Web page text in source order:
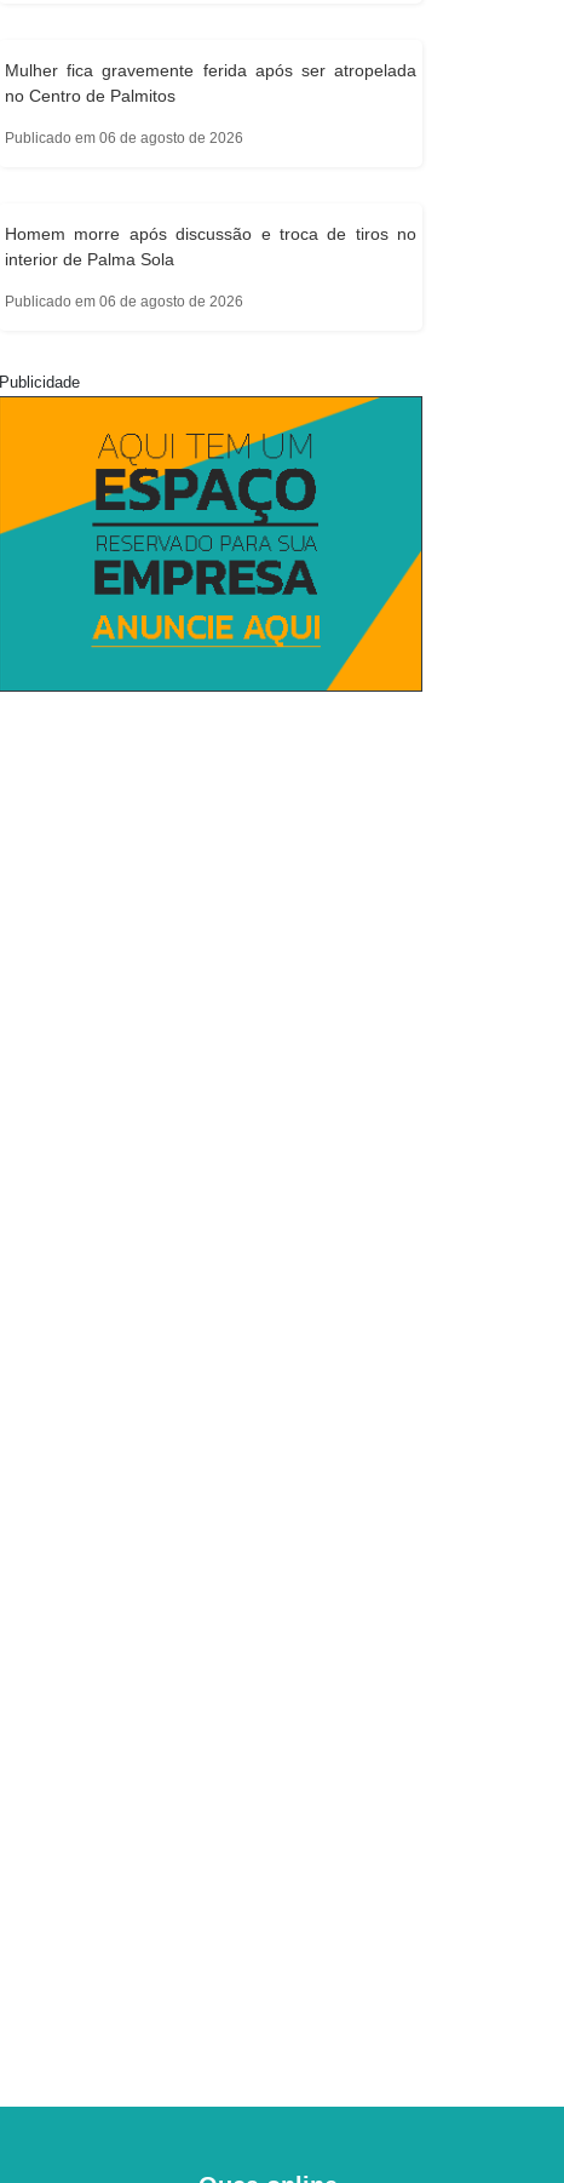
Mulher fica gravemente ferida após ser atropelada
no Centro de Palmitos
Publicado em 06 de agosto de 2026
Homem morre após discussão e troca de tiros no
interior de Palma Sola
Publicado em 06 de agosto de 2026
Publicidade